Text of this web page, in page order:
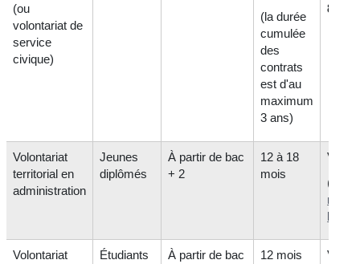
(ou
volontariat de
service
civique)
(la durée
cumulée
des
contrats
est d'au
maximum
3 ans)
Volontariat
territorial en
administration
Jeunes
diplômés
À partir de bac
+ 2
12 à 18
mois
(au
légal
Volontariat
Étudiants
À partir de bac
12 mois